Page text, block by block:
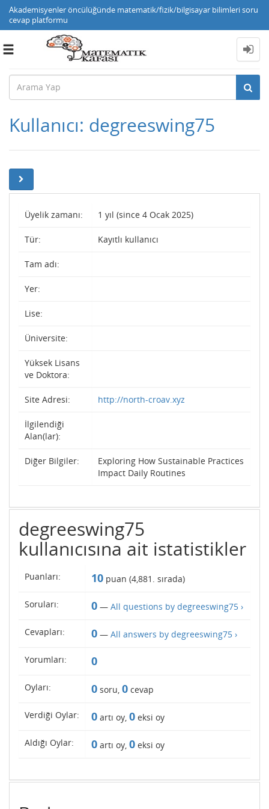
Akademisyenler öncülüğünde matematik/fizik/bilgisayar bilimleri soru
cevap platformu
Toggle
Kullanıcı: degreeswing75
Üyelik zamanı: 1 yıl (since 4 Ocak 2025)
Tür: Kayıtlı kullanıcı
Tam adı:
Yer:
Lise:
Üniversite:
Yüksek Lisans
ve Doktora:
Site Adresi: http://north-croav.xyz
İlgilendiği
Alan(lar):
Diğer Bilgiler:
Exploring How Sustainable Practices
Impact Daily Routines
degreeswing75
kullanıcısına ait istatistikler
Puanları: 10 puan (4,881 . sırada)
Soruları: 0 — All questions by degreeswing75 ›
Cevapları: 0 — All answers by degreeswing75 ›
Yorumları: 0
Oyları: 0 soru, 0 cevap
Verdiği Oylar: 0 artı oy, 0 eksi oy
Aldığı Oylar: 0 artı oy, 0 eksi oy